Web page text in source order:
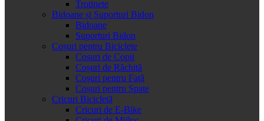
Trotinete
Bidoane și Suporturi Bidon
Bidoane
Suporturi Bidon
Coșuri pentru Biciclete
Cosuri de Copii
Coșuri de Răchită
Coșuri pentru Față
Coșuri pentru Spate
Cricuri Bicicletă
Cricuri de E-Bike